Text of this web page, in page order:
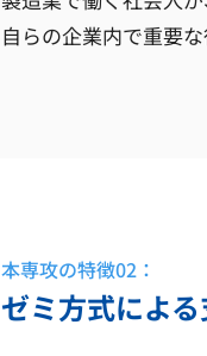
自らの企業内で重要
本専攻の特徴02：
ゼミ方式によ